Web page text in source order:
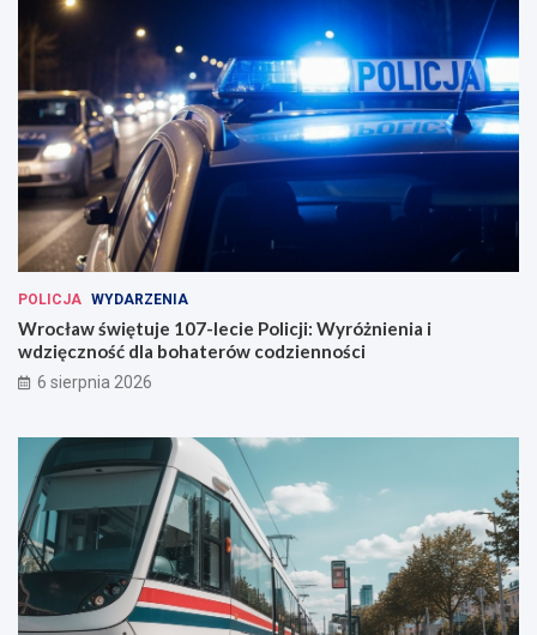
POLICJA WYDARZENIA
Wrocław świętuje 107-lecie Policji: Wyróżnienia i
wdzięczność dla bohaterów codzienności
6 sierpnia 2026